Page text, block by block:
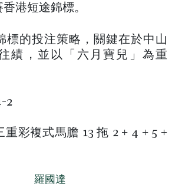
港短途錦標。
標的投注策略，關鍵在於中山
績，並以「六月寶兒」為重
2
重彩複式馬膽 13 拖 2 + 4 + 5 +
羅國達